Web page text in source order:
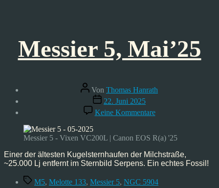
Messier 5, Mai’25
Beitragsautor
Von Thomas Hanrath
Veröffentlichungsdatum
22. Juni 2025
Keine Kommentarezu
Messier
Mai’25
Messier 5 - Vixen VC200L | Canon EOS R(a) '25
Einer der ältesten Kugelsternhaufen der Milchstraße,
~25.000 Lj entfernt im Sternbild Serpens. Ein echtes Fossil!
Schlagwörter
M5, Melotte 133, Messier 5, NGC 5904